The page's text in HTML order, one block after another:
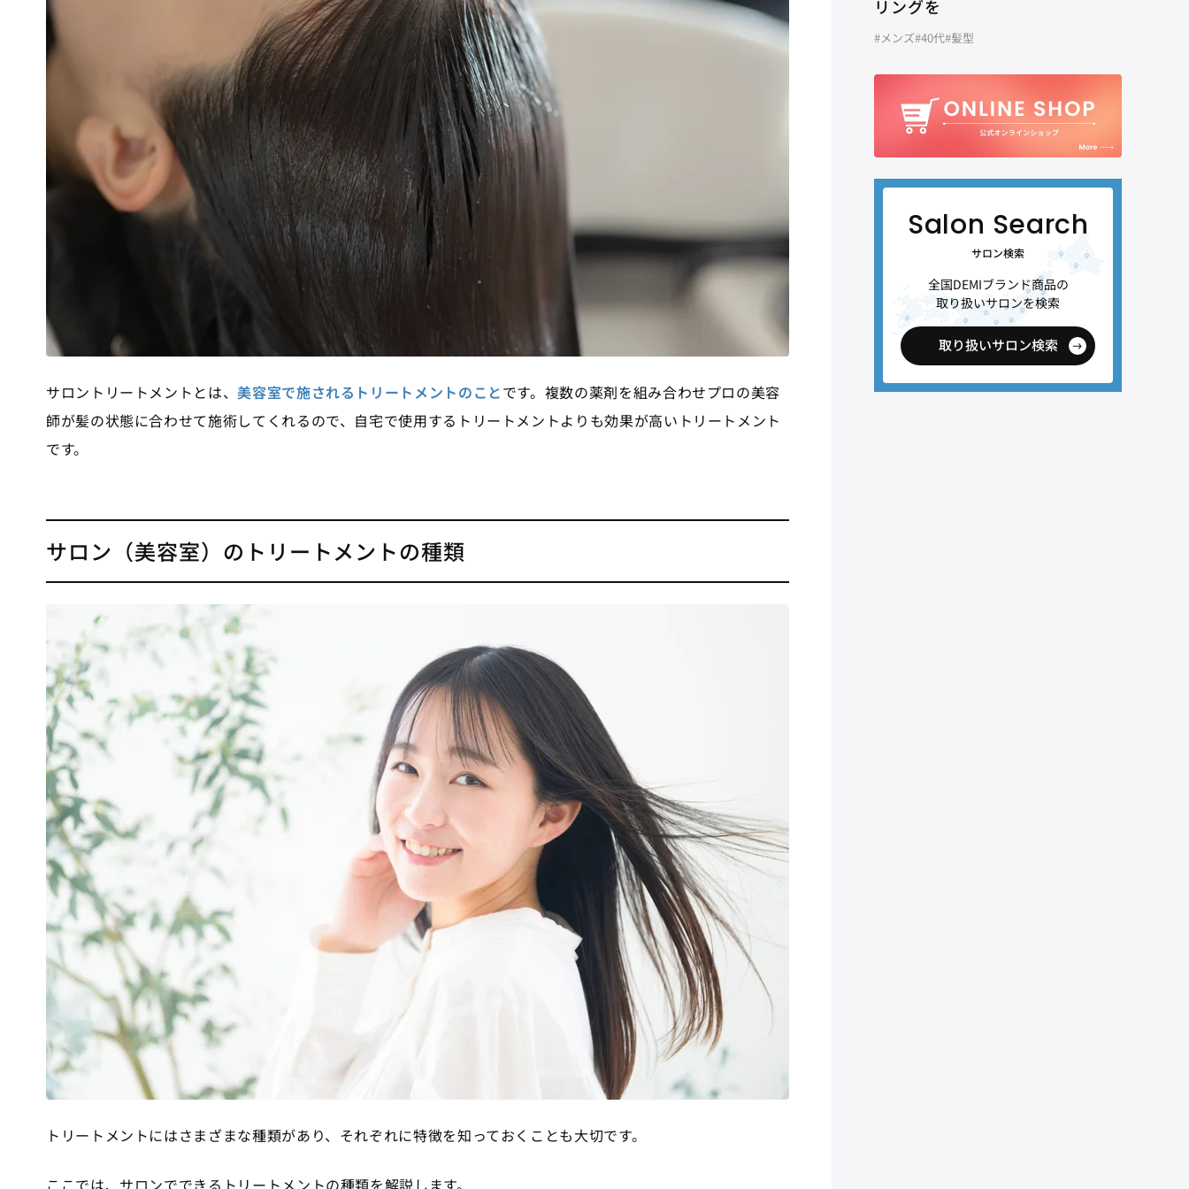
サロントリートメントとは、美容室で施されるトリートメントのことです。複数の薬剤を組み合わせプロの美容
師が髪の状態に合わせて施術してくれるので、自宅で使用するトリートメントよりも効果が高いトリートメント
です。
サロン（美容室）のトリートメントの種類
トリートメントにはさまざまな種類があり、それぞれに特徴を知っておくことも大切です。
ここでは、サロンでできるトリートメントの種類を解説します。
リングを
#メンズ#40代#髪型
サロン検索
全国DEMIブランド商品の
取り扱いサロンを検索
取り扱いサロン検索